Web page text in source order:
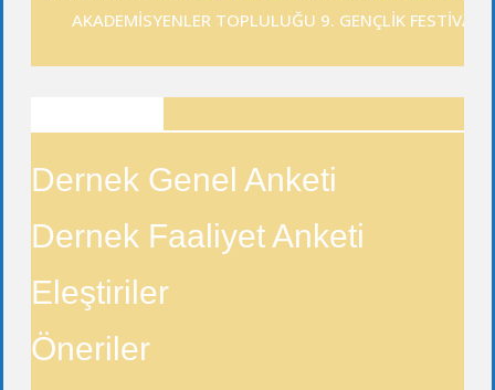
AKADEMİSYENLER TOPLULUĞU 9. GENÇLİK FESTİVALİ
Dernek Genel Anketi
Dernek Faaliyet Anketi
Eleştiriler
Öneriler